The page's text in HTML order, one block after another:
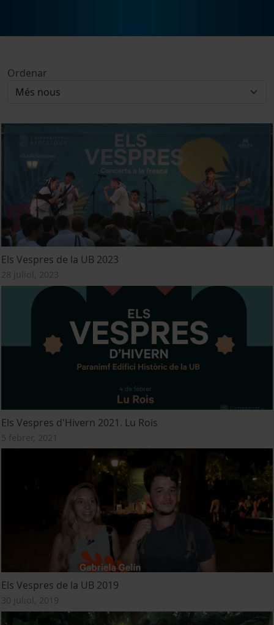
Ordenar
Els Vespres de la UB 2023
28 juliol, 2023
Els Vespres d'Hivern 2021. Lu Rois
5 febrer, 2021
Els Vespres de la UB 2019
30 juliol, 2019